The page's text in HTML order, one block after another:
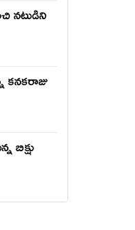
నటుడిని
కనకరాజు
బిక్షు